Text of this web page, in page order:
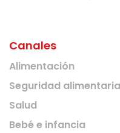
Canales
Alimentación
Seguridad alimentaria
Salud
Bebé e infancia